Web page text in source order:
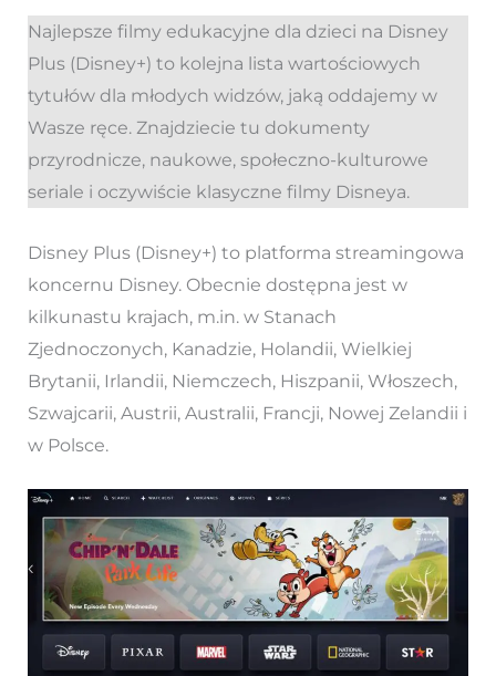
Najlepsze filmy edukacyjne dla dzieci na Disney
Plus (Disney+) to kolejna lista wartościowych
tytułów dla młodych widzów, jaką oddajemy w
Wasze ręce. Znajdziecie tu dokumenty
przyrodnicze, naukowe, społeczno-kulturowe
seriale i oczywiście klasyczne filmy Disneya.
Disney Plus (Disney+) to platforma streamingowa
koncernu Disney. Obecnie dostępna jest w
kilkunastu krajach, m.in. w Stanach
Zjednoczonych, Kanadzie, Holandii, Wielkiej
Brytanii, Irlandii, Niemczech, Hiszpanii, Włoszech,
Szwajcarii, Austrii, Australii, Francji, Nowej Zelandii i
w Polsce.